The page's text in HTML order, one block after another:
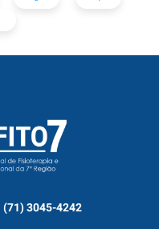
(71) 3045-4242